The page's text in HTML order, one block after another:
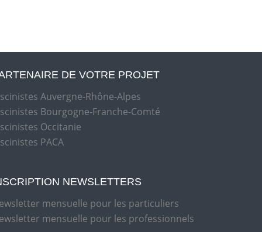
DE VOTRE PROJET
Auvergne-Rhône-Alpes
Bourgogne-Franche-Comté
Occitanie
PACA
NEWSLETTERS
mensuelle pour les particuliers
mensuelle pour les professionnels